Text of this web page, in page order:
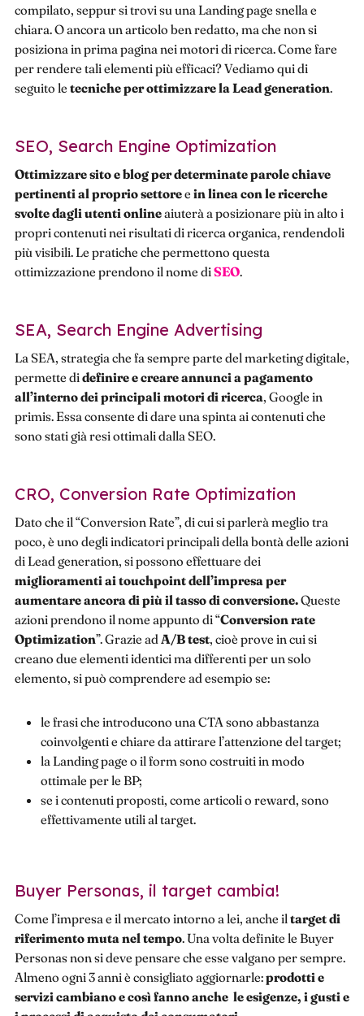
compilato, seppur si trovi su una Landing page snella e
chiara. O ancora un articolo ben redatto, ma che non si
posiziona in prima pagina nei motori di ricerca. Come fare
per rendere tali elementi più efficaci? Vediamo qui di
seguito le tecniche per ottimizzare la Lead generation.
SEO, Search Engine Optimization
Ottimizzare sito e blog per determinate parole chiave
pertinenti al proprio settoree in linea con le ricerche
svolte dagli utenti onlineaiuterà a posizionare più in alto i
propri contenuti nei risultati di ricerca organica, rendendoli
più visibili. Le pratiche che permettono questa
ottimizzazione prendono il nome diSEO.
SEA, Search Engine Advertising
La SEA, strategia che fa sempre parte del marketing digitale,
permette didefinire e creare annunci a pagamento
all’interno dei principali motori di ricerca, Google in
primis. Essa consente di dare una spinta ai contenuti che
sono stati già resi ottimali dalla SEO.
CRO, Conversion Rate Optimization
Dato che il “Conversion Rate”, di cui si parlerà meglio tra
poco, è uno degli indicatori principali della bontà delle azioni
di Lead generation, si possono effettuare dei
miglioramenti ai touchpoint dell’impresa per
aumentare ancora di più il tasso di conversione.Queste
azioni prendono il nome appunto di “Conversion rate
Optimization”. Grazie adA/B test, cioè prove in cui si
creano due elementi identici ma differenti per un solo
elemento, si può comprendere ad esempio se:
le frasi che introducono una CTA sono abbastanza
coinvolgenti e chiare da attirare l’attenzione del target;
la Landing page o il form sono costruiti in modo
ottimale per le BP;
se i contenuti proposti, come articoli o reward, sono
effettivamente utili al target.
Buyer Personas, il target cambia!
Come l’impresa e il mercato intorno a lei, anche iltarget di
riferimento muta nel tempo. Una volta definite le Buyer
Personas non si deve pensare che esse valgano per sempre.
Almeno ogni 3 anni è consigliato aggiornarle:prodotti e
servizi cambiano e così fanno anche le esigenze, i gusti e